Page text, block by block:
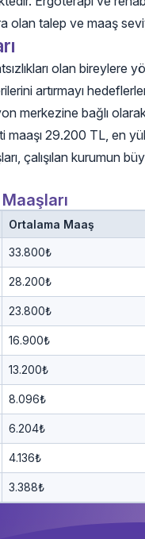
olan talep ve maaş
olan bireylere
artırmayı
merkezine bağlı
maaşı 29.200 TL, en
çalışılan kurumun
Ortalama Maaş
33.800₺
28.200₺
23.800₺
16.900₺
13.200₺
8.096₺
6.204₺
4.136₺
3.388₺